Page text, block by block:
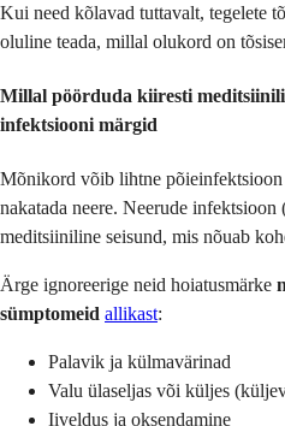
Kui need kõlavad tuttavalt, tegelete
oluline teada, millal olukord on
Millal pöörduda kiiresti
infektsiooni märgid
Mõnikord võib lihtne
nakatada neere. Neerude
meditsiiniline seisund, mis nõuab
Ärge ignoreerige neid hoiatusmärke
sümptomeid allikast:
Palavik ja külmavärinad
Valu ülaseljas või küljes
Iiveldus ja oksendamine